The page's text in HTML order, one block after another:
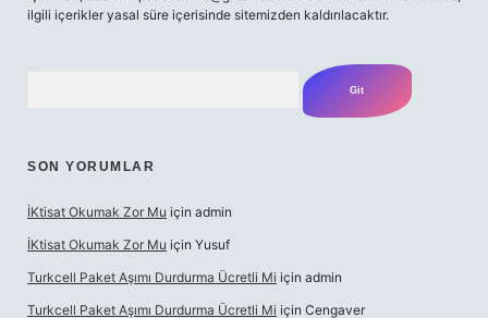
ilgili içerikler yasal süre içerisinde sitemizden kaldırılacaktır.
SON YORUMLAR
İKtisat Okumak Zor Mu için admin
İKtisat Okumak Zor Mu için Yusuf
Turkcell Paket Aşımı Durdurma Ücretli Mi için admin
Turkcell Paket Aşımı Durdurma Ücretli Mi için Cengaver